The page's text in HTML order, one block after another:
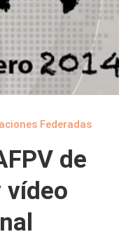
Federadas
de